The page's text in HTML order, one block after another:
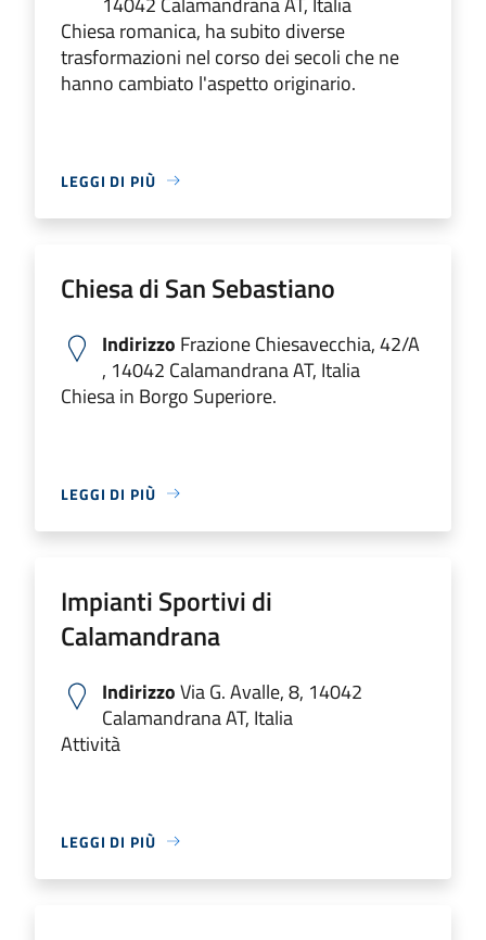
Chiesa romanica, ha subito diverse
trasformazioni nel corso dei secoli che ne
hanno cambiato l'aspetto originario.
LEGGI DI PIÙ
Chiesa di San Sebastiano
Indirizzo Frazione Chiesavecchia, 42/A
, 14042 Calamandrana AT, Italia
Chiesa in Borgo Superiore.
LEGGI DI PIÙ
Impianti Sportivi di
Calamandrana
IndirizzoVia G. Avalle, 8, 14042
Calamandrana AT, Italia
Attività
LEGGI DI PIÙ